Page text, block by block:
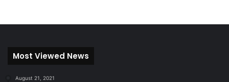
Most Viewed News
August 21, 2021